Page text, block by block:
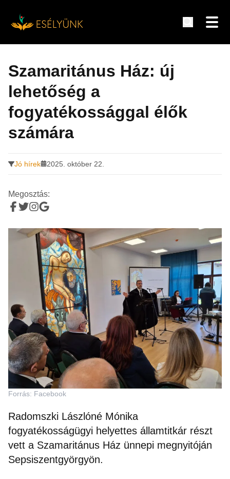
tartalomra
Szamaritánus Ház: új
lehetőség a
fogyatékossággal élők
számára
Jó hírek 2025. október 22.
Megosztás:
Forrás: Facebook
Radomszki Lászlóné Mónika
fogyatékosságügyi helyettes államtitkár részt
vett a Szamaritánus Ház ünnepi megnyitóján
Sepsiszentgyörgyön.